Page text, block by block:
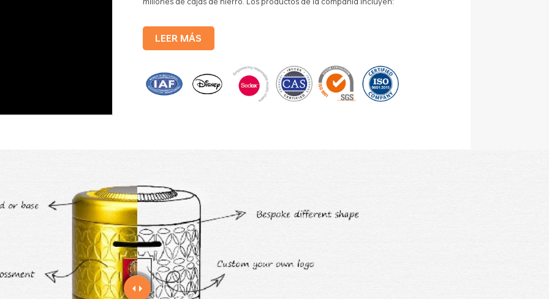
cosméticos, cajas de lata para regalos promocionales y bandejas de
hojalata, etc. Líneas de producción estandarizadas y 15 líneas de
LEER MÁS